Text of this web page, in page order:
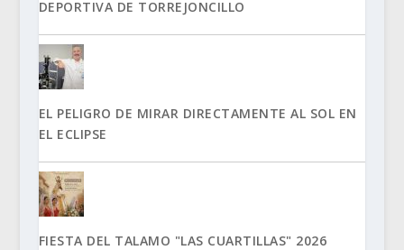
DEPORTIVA DE TORREJONCILLO
EL PELIGRO DE MIRAR DIRECTAMENTE AL SOL EN
EL ECLIPSE
FIESTA DEL TALAMO "LAS CUARTILLAS" 2026